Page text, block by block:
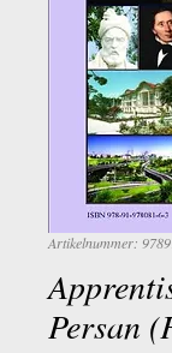
Artikelnummer:
Persan